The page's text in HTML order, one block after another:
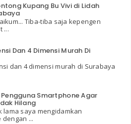
Kupang Bu Vivi di Lidah
Tiba-tiba saja kepengen
...
Dan 4 Dimensi Murah Di
dan 4 dimensi murah di Surabaya
Pengguna Smartphone Agar
Hilang
lama saya mengidamkan
...